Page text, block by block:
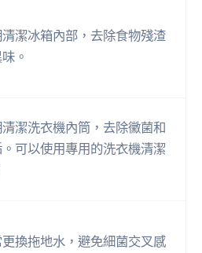
清潔冰箱內部，去除食物殘渣
。
潔洗衣機內筒，去除黴菌和
。可以使用專用的洗衣機清潔
換拖地水，避免細菌交叉感